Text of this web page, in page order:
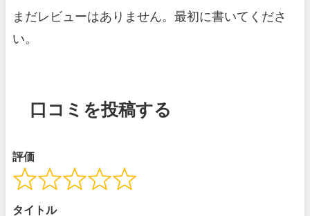
まだレビューはありません。最初に書いてくださ
い。
口コミを投稿する
評価
タイトル